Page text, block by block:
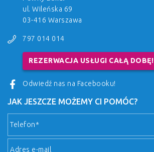
ul. Wileńska 69
03-416 Warszawa
797 014 014
REZERWACJA USŁUGI CAŁĄ DOBĘ!
Odwiedź nas na Facebooku!
JAK JESZCZE MOŻEMY CI POMÓC?